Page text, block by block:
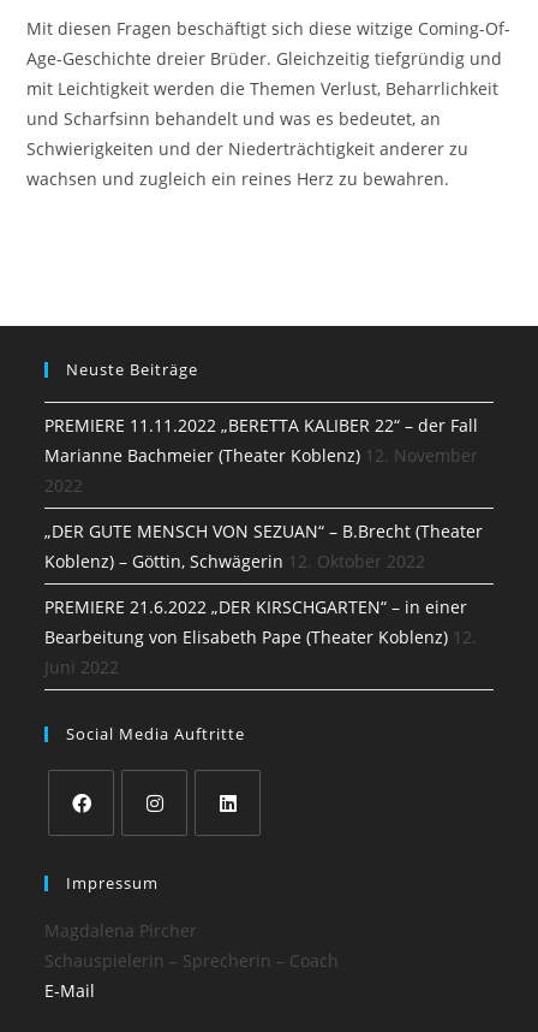
Mit diesen Fragen beschäftigt sich diese witzige Coming-Of-
Age-Geschichte dreier Brüder. Gleichzeitig tiefgründig und
mit Leichtigkeit werden die Themen Verlust, Beharrlichkeit
und Scharfsinn behandelt und was es bedeutet, an
Schwierigkeiten und der Niederträchtigkeit anderer zu
wachsen und zugleich ein reines Herz zu bewahren.
Neuste Beiträge
PREMIERE 11.11.2022 „BERETTA KALIBER 22“ – der Fall
Marianne Bachmeier (Theater Koblenz) 12. November
2022
„DER GUTE MENSCH VON SEZUAN“ – B.Brecht (Theater
Koblenz) – Göttin, Schwägerin 12. Oktober 2022
PREMIERE 21.6.2022 „DER KIRSCHGARTEN“ – in einer
Bearbeitung von Elisabeth Pape (Theater Koblenz) 12.
Juni 2022
Social Media Auftritte
Impressum
Magdalena Pircher
Schauspielerin – Sprecherin – Coach
E-Mail